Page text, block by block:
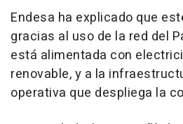
Endesa ha explicado que
gracias al uso de la red del
está alimentada con
renovable, y a la
operativa que despliega la